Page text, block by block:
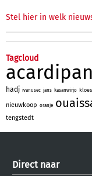
Stel hier in welk
Tagcloud
hadj ivanusec jans kasanwirjo
nieuwkoop oranje
tengstedt
Direct naar